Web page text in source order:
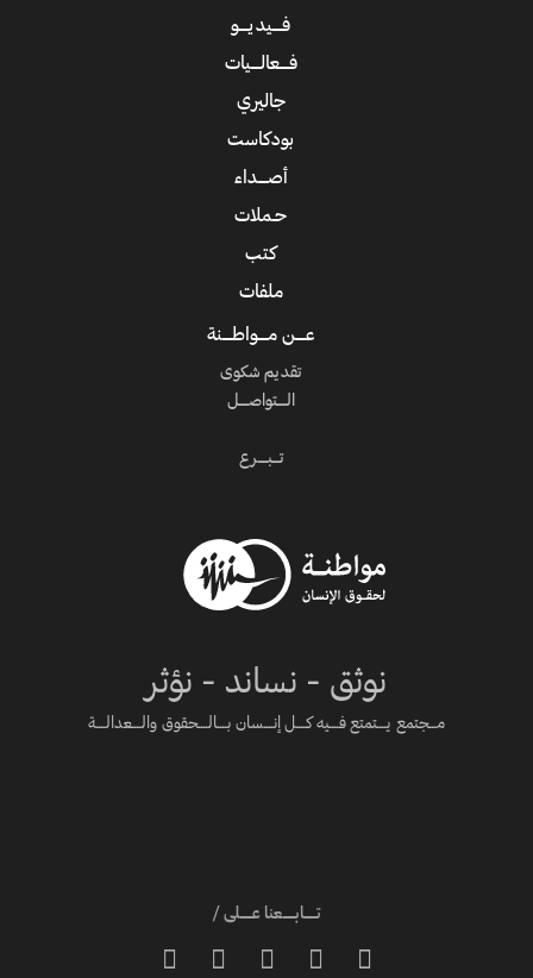
نوثق - نساند - نؤثر
مـــجتمع يــــتمتع فــــيه كــــل إنــــسان بــــالــــحقوق والــــعدالــــة
تـــــابـــــعنا عـــــلى /





فــــيديــــو
فــــعالــــيات
جاليري
بودكاست
أصــــداء
حـملات
كتب
ملفات
عــــن مــــواطــــنة
تقديم شكوى
الــــتواصــــل
تـــبــــرع